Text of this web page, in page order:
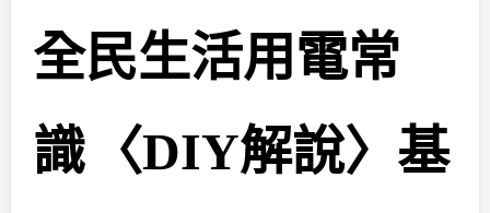
全民生活用電常
識 〈DIY解說〉基